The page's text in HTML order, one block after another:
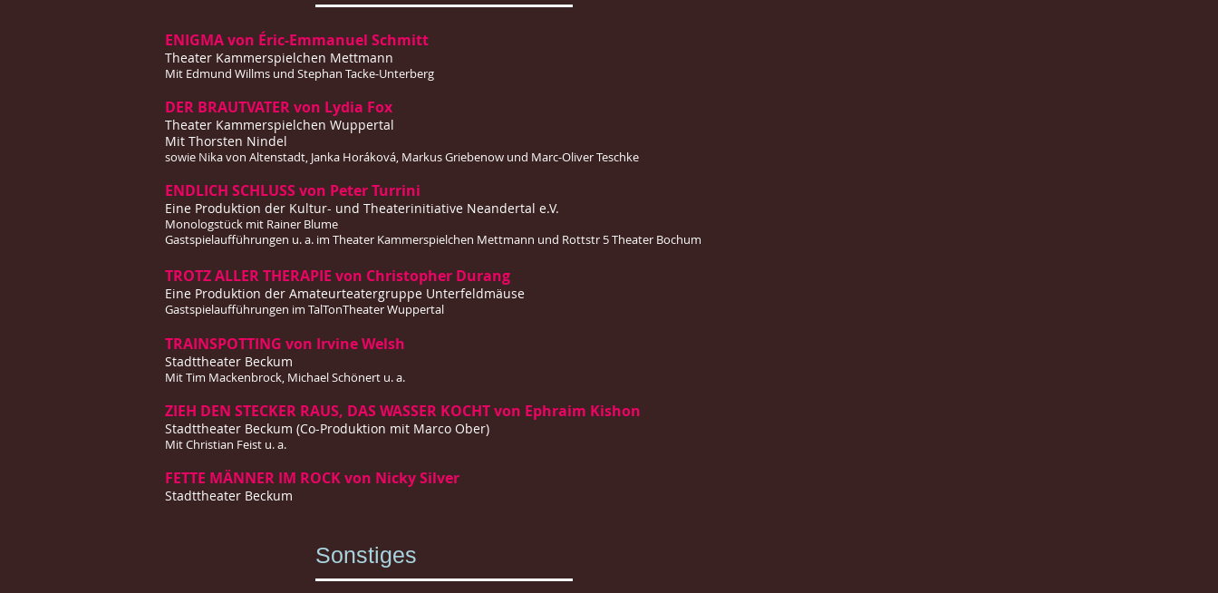
ENIGMA von Éric-Emmanuel Schmitt
Theater Kammerspielchen Mettmann
Mit Edmund Willms und Stephan Tacke-Unterberg
DER BRAUTVATER von Lydia Fox
Theater Kammerspielchen Wuppertal
Mit Thorsten Nindel
sowie Nika von Altenstadt, Janka Horáková, Markus Griebenow und Marc-Oliver Teschke
ENDLICH SCHLUSS von Peter Turrini
Eine Produktion der Kultur- und Theaterinitiative Neandertal e.V.
Monologstück mit Rainer Blume
Gastspielaufführungen u. a. im Theater Kammerspielchen Mettmann und Rottstr 5 Theater Bochum
TROTZ ALLER THERAPIE von Christopher Durang
Eine Produktion der Amateurteatergruppe Unterfeldmäuse
Gastspielaufführungen im TalTonTheater Wuppertal
TRAINSPOTTING von Irvine Welsh
Stadttheater Beckum
Mit Tim Mackenbrock, Michael Schönert u. a.
ZIEH DEN STECKER RAUS, DAS WASSER KOCHT von Ephraim Kishon
Stadttheater Beckum (Co-Produktion mit Marco Ober)
Mit Christian Feist u. a.
​FETTE MÄNNER IM ROCK von Nicky Silver
Stadttheater Beckum
Sonstiges